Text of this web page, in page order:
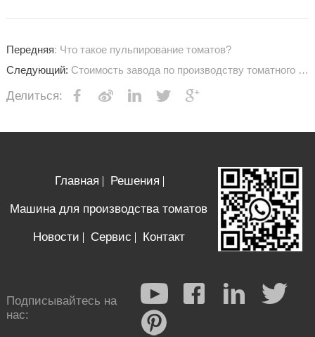
Передняя: Что такое пульпирование томатов?
Следующий: Стоимость завода по производству томатного кетчупа
Делиться:
Главная Решения
Машина для производства томатов
Новости Сервис Контакт
Подписывайтесь на
нас: